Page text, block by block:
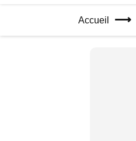
Accueil